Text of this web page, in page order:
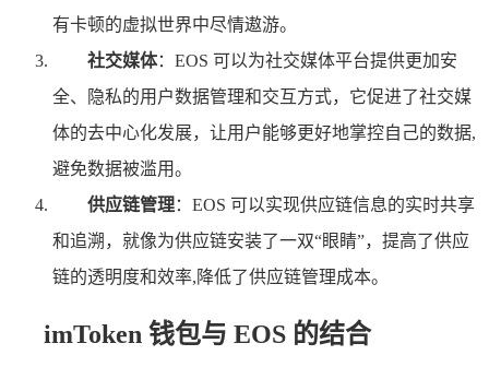
有卡顿的虚拟世界中尽情遨游。
社交媒体：EOS 可以为社交媒体平台提供更加安
全、隐私的用户数据管理和交互方式，它促进了社交媒
体的去中心化发展，让用户能够更好地掌控自己的数据,
避免数据被滥用。
供应链管理：EOS 可以实现供应链信息的实时共享
和追溯，就像为供应链安装了一双“眼睛”，提高了供应
链的透明度和效率,降低了供应链管理成本。
imToken 钱包与 EOS 的结合